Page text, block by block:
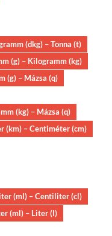
(dkg) – Tonna (t)
(g) – Kilogramm (kg)
(g) – Mázsa (q)
(kg) – Mázsa (q)
(km) – Centiméter (cm)
(ml) – Centiliter (cl)
(ml) – Liter (l)